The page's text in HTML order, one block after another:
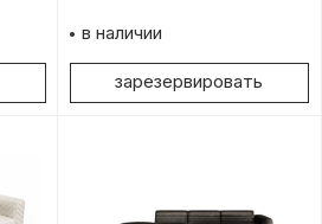
в наличии
зарезервировать